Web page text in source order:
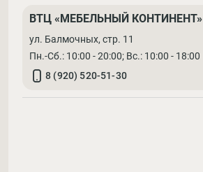
ВТЦ «МЕБЕЛЬНЫЙ КОНТИНЕНТ»
ул. Балмочных, стр. 11
Пн.-Сб.: 10:00 - 20:00; Вс.: 10:00 - 18:00
8 (920) 520-51-30